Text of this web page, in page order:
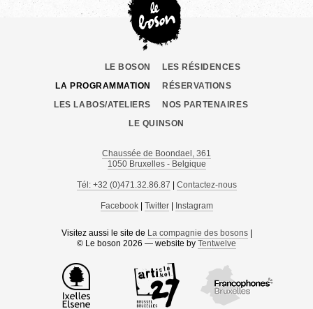
LE BOSON
LES RÉSIDENCES
LA PROGRAMMATION
RÉSERVATIONS
LES LABOS/ATELIERS
NOS PARTENAIRES
LE QUINSON
Chaussée de Boondael, 361
1050 Bruxelles - Belgique
Tél: +32 (0)471.32.86.87 | Contactez-nous
Facebook| Twitter| Instagram
Visitez aussi le site de La compagnie des bosons|
© Le boson 2026 — website by Tentwelve